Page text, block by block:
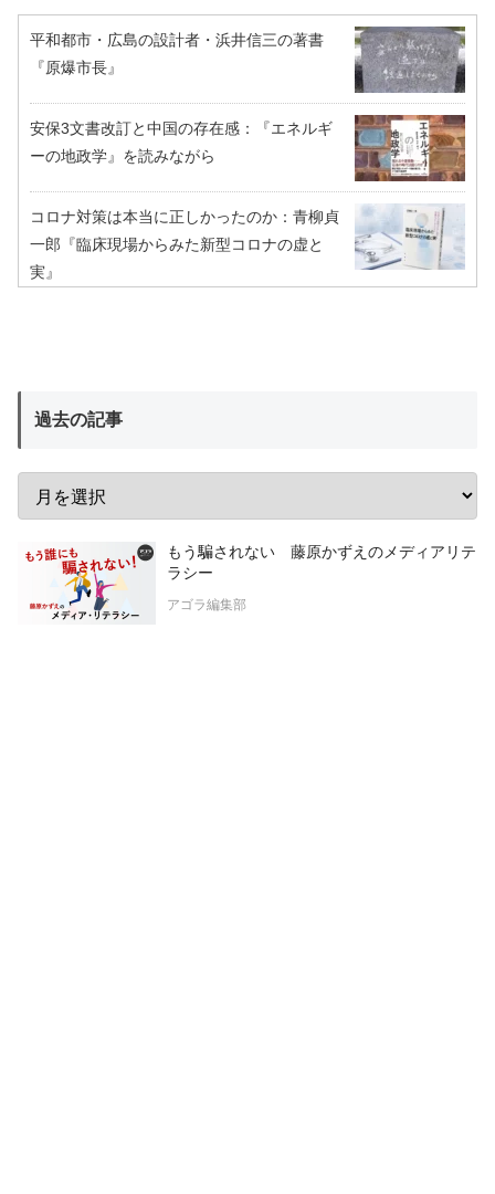
平和都市・広島の設計者・浜井信三の著書
『原爆市長』
安保3文書改訂と中国の存在感：『エネルギ
ーの地政学』を読みながら
コロナ対策は本当に正しかったのか：青柳貞
一郎『臨床現場からみた新型コロナの虚と
実』
過去の記事
もう騙されない 藤原かずえのメディアリテ
ラシー
アゴラ編集部